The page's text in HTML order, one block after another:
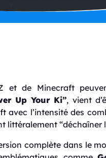
et de Minecraft
Up Your Ki”, vient
avec l’intensité des
littéralement “déchaîner
complète dans le